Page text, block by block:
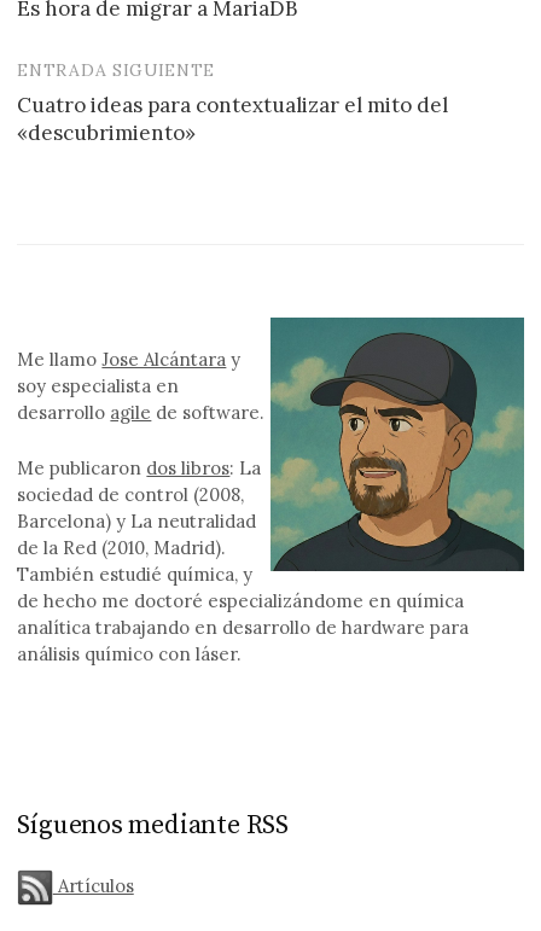
de
entradas
Es hora de migrar a MariaDB
ENTRADA SIGUIENTE
Cuatro ideas para contextualizar el mito del
«descubrimiento»
Me llamoJose Alcántara y
soy especialista en
desarrollo agile de software.
Me publicaron dos libros: La
sociedad de control (2008,
Barcelona) y La neutralidad
de la Red (2010, Madrid).
También estudié química, y
de hecho me doctoré especializándome en química
analítica trabajando en desarrollo de hardware para
análisis químico con láser.
Síguenos mediante RSS
Artículos